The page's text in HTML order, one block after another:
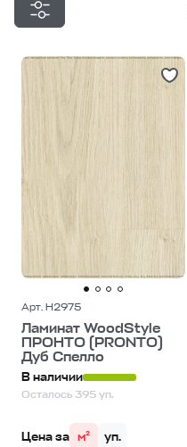
Арт. H2975
Ламинат WoodStyle
ПРОНТО (PRONTO)
Дуб Спелло
В наличии
Осталось 395 уп.
Цена за м² уп.